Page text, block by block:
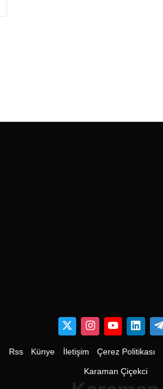
Rss Künye İletişim Çerez Politikası
Karaman Çiçekci